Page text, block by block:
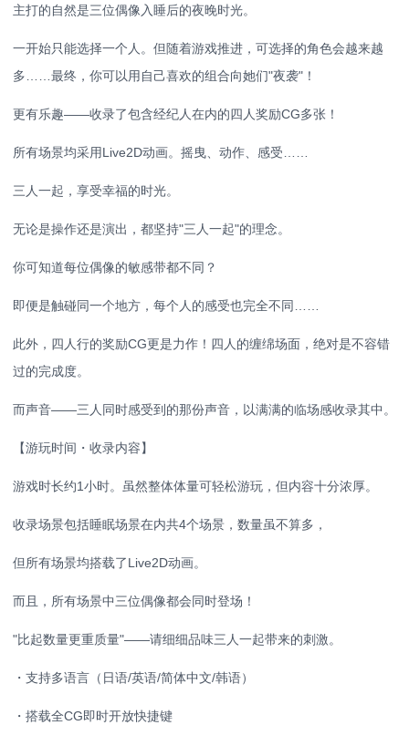
主打的自然是三位偶像入睡后的夜晚时光。
一开始只能选择一个人。但随着游戏推进，可选择的角色会越来越
多……最终，你可以用自己喜欢的组合向她们"夜袭"！
更有乐趣——收录了包含经纪人在内的四人奖励CG多张！
所有场景均采用Live2D动画。摇曳、动作、感受……
三人一起，享受幸福的时光。
无论是操作还是演出，都坚持"三人一起"的理念。
你可知道每位偶像的敏感带都不同？
即便是触碰同一个地方，每个人的感受也完全不同……
此外，四人行的奖励CG更是力作！四人的缠绵场面，绝对是不容错
过的完成度。
而声音——三人同时感受到的那份声音，以满满的临场感收录其中。
【游玩时间・收录内容】
游戏时长约1小时。虽然整体体量可轻松游玩，但内容十分浓厚。
收录场景包括睡眠场景在内共4个场景，数量虽不算多，
但所有场景均搭载了Live2D动画。
而且，所有场景中三位偶像都会同时登场！
"比起数量更重质量"——请细细品味三人一起带来的刺激。
・支持多语言（日语/英语/简体中文/韩语）
・搭载全CG即时开放快捷键